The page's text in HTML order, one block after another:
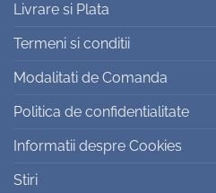
Livrare si Plata
Termeni si conditii
Modalitati de Comanda
Politica de confidentialitate
Informatii despre Cookies
Stiri